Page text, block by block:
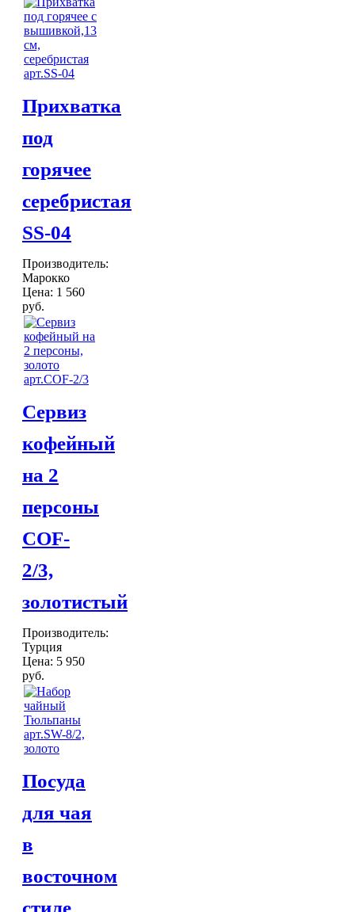
Прихватка
под
горячее
серебристая
SS-04
Производитель:
Марокко
Цена: 1 560
руб.
Сервиз
кофейный
на 2
персоны
COF-
2/3,
золотистый
Производитель:
Турция
Цена: 5 950
руб.
Посуда
для чая
в
восточном
стиле